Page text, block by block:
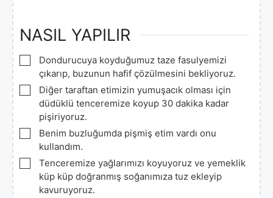
NASIL YAPILIR
▢
Dondurucuya koyduğumuz taze fasulyemizi
çıkarıp, buzunun hafif çözülmesini bekliyoruz.
▢
Diğer taraftan etimizin yumuşacık olması için
düdüklü tenceremize koyup 30 dakika kadar
pişiriyoruz.
▢
Benim buzluğumda pişmiş etim vardı onu
kullandım.
▢
Tenceremize yağlarımızı koyuyoruz ve yemeklik
küp küp doğranmış soğanımıza tuz ekleyip
kavuruyoruz.